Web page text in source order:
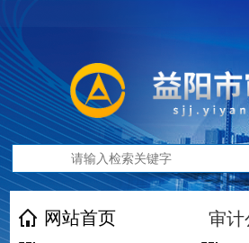
网站首页
审计